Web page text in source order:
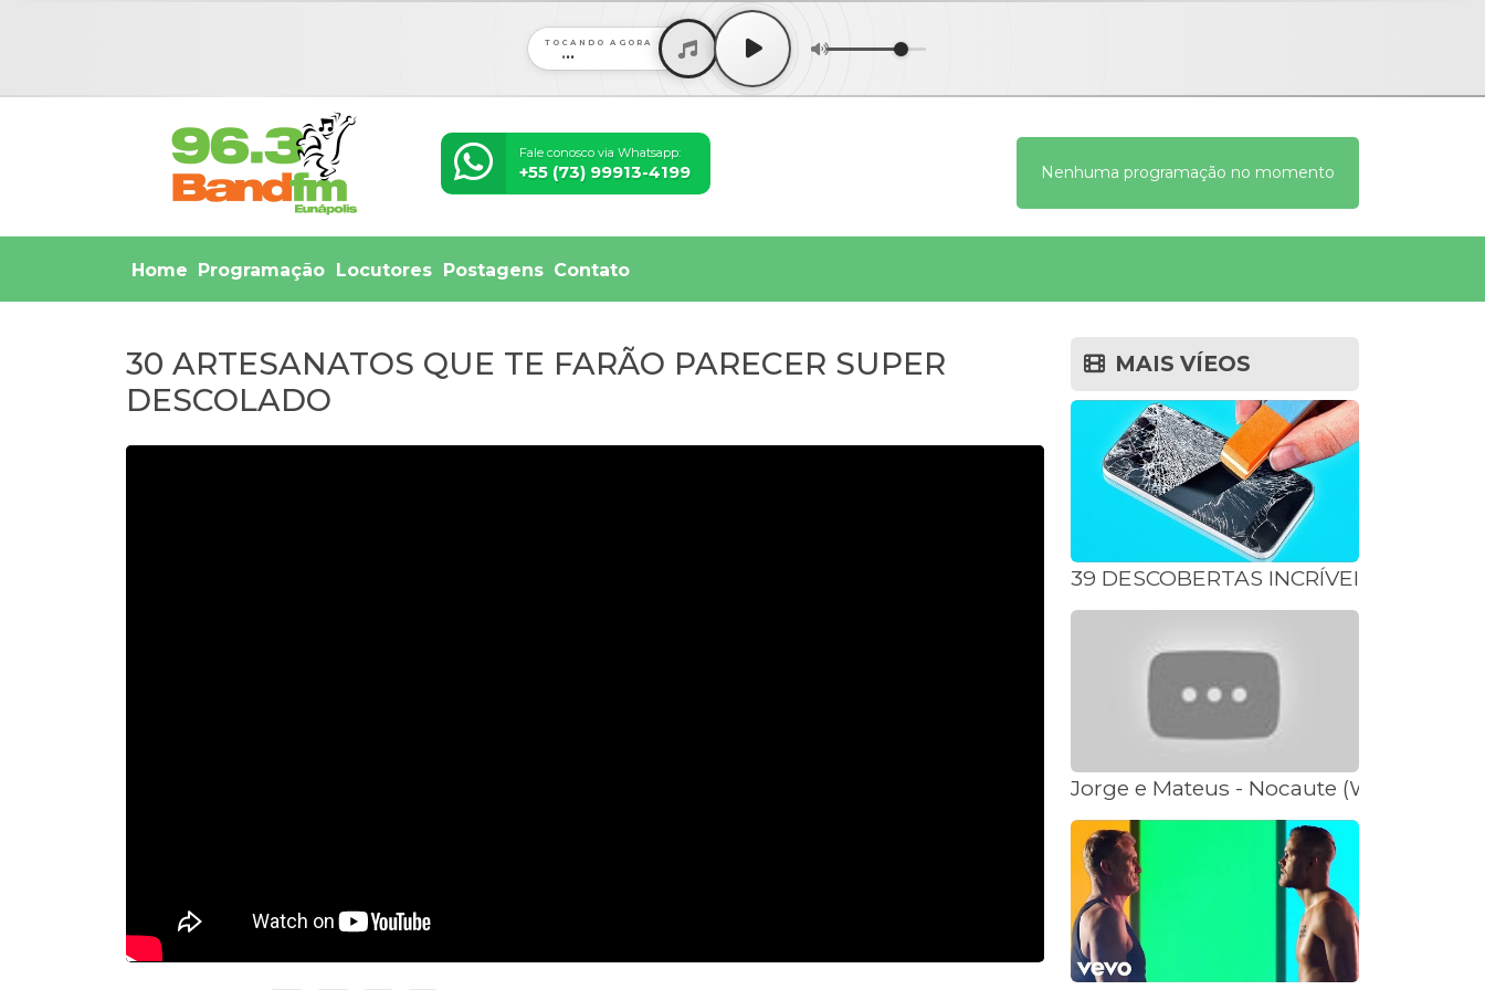
TOCANDO AGORA
...
Fale conosco via Whatsapp:
+55 (73) 99913-4199 Nenhuma programação no momento
Home Programação Locutores Postagens Contato
30 ARTESANATOS QUE TE FARÃO PARECER SUPER
DESCOLADO
MAIS VÍEOS
39 DESCOBERTAS INCRÍVEIS QUE
Jorge e Mateus - Nocaute (Webclipe